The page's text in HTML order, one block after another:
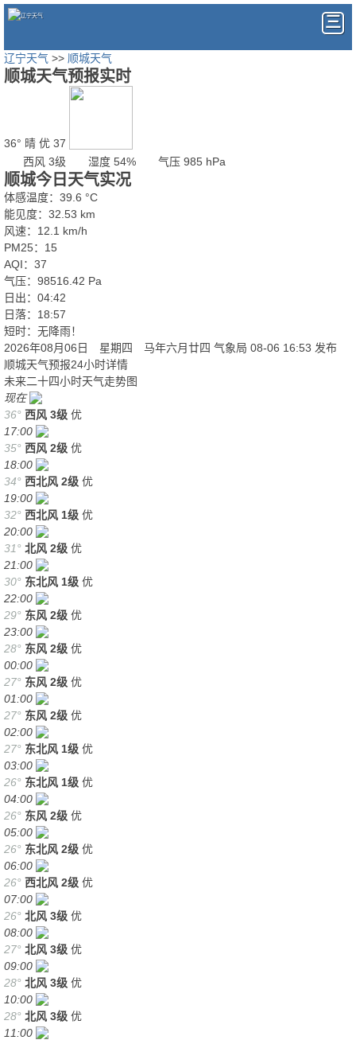
辽宁天气 >> 顺城天气
顺城天气预报实时
36° 晴 优 37
西风 3级
湿度 54% 气压 985 hPa
顺城今日天气实况
体感温度：39.6 °C
能见度：32.53 km
风速：12.1 km/h
PM25：15
AQI：37
气压：98516.42 Pa
日出：04:42
日落：18:57
短时：无降雨！
2026年08月06日 星期四 马年六月廿四 气象局 08-06 16:53 发布
顺城天气预报24小时详情
未来二十四小时天气走势图
现在
36° 西风 3级 优
17:00
35° 西风 2级 优
18:00
34° 西北风 2级 优
19:00
32° 西北风 1级 优
20:00
31° 北风 2级 优
21:00
30° 东北风 1级 优
22:00
29° 东风 2级 优
23:00
28° 东风 2级 优
00:00
27° 东风 2级 优
01:00
27° 东风 2级 优
02:00
27° 东北风 1级 优
03:00
26° 东北风 1级 优
04:00
26° 东风 2级 优
05:00
26° 东北风 2级 优
06:00
26° 西北风 2级 优
07:00
26° 北风 3级 优
08:00
27° 北风 3级 优
09:00
28° 北风 3级 优
10:00
28° 北风 3级 优
11:00